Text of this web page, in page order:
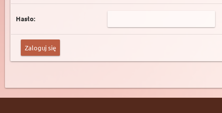
Hasło: